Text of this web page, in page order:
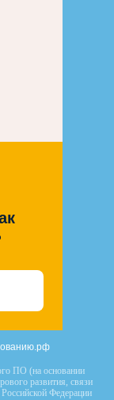
ПО (на основании
развития, связи
Федерации